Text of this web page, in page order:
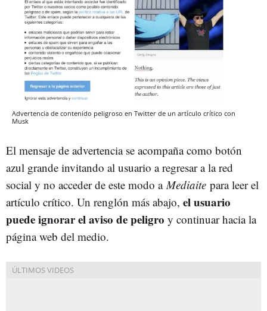
Advertencia de contenido peligroso en Twitter de un artículo crítico con
Musk
El mensaje de advertencia se acompaña como botón
azul grande invitando al usuario a regresar a la red
social y no acceder de este modo a Mediaite para leer el
artículo crítico. Un renglón más abajo, el usuario
puede ignorar el aviso de peligro y continuar hacia la
página web del medio.